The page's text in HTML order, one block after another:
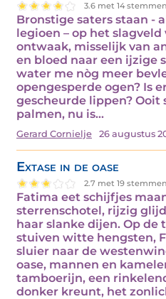
3.6 met 14 stemmen
Bronstige saters staan -
legioen – op het
ontwaak, misselijk van
en bloed naar een ijzige
water me nòg meer
opengesperde ogen? Is
gescheurde lippen?
palmen, nu is…
Gerard Cornielje 26 augustus
Extase in de oase
2.7 met 19 stemmen
Fatima eet schijfjes
sterrenschotel, rijzig
haar slanke dijen. Op de
stuiven witte hengsten,
sluier naar de
oase, mannen en
tamboerijn, een
donker kreunt, het